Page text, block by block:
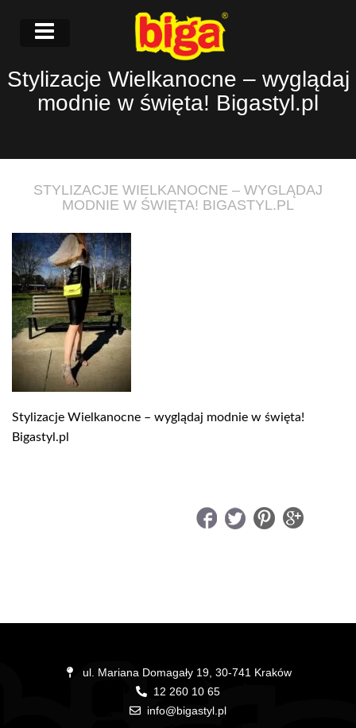
Stylizacje Wielkanocne – wyglądaj
modnie w święta! Bigastyl.pl
STYLIZACJE WIELKANOCNE – WYGLĄDAJ
MODNIE W ŚWIĘTA! BIGASTYL.PL
Stylizacje Wielkanocne – wyglądaj modnie w święta!
Bigastyl.pl
ul. Mariana Domagały 19, 30-741 Kraków
12 260 10 65
info@bigastyl.pl